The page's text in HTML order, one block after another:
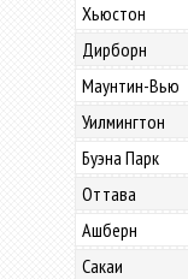
Хьюстон
Дирборн
Маунтин-Вью
Уилмингтон
Буэна Парк
Оттава
Ашберн
Сакаи